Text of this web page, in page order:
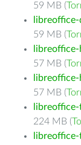
59 MB (
59 MB (
57 MB (
57 MB (
224 MB (